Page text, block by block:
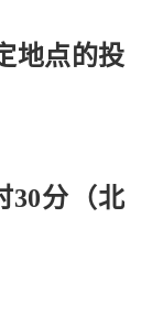
地点的投
30分（北